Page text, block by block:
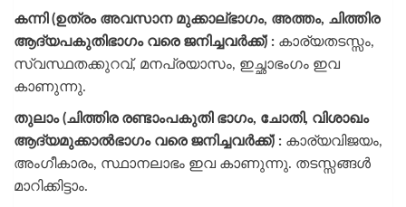
കന്നി (ഉത്രം അവസാന മുക്കാല്ഭാഗം, അത്തം, ചിത്തിര
ആദ്യപകുതിഭാഗം വരെ ജനിച്ചവർക്ക്) : കാര്യതടസ്സം,
സ്വസ്ഥതക്കുറവ്, മനപ്രയാസം, ഇച്ഛാഭംഗം ഇവ
കാണുന്നു.
തുലാം (ചിത്തിര രണ്ടാംപകുതി ഭാഗം, ചോതി, വിശാഖം
ആദ്യമുക്കാൽഭാഗം വരെ ജനിച്ചവർക്ക്) : കാര്യവിജയം,
അംഗീകാരം, സ്ഥാനലാഭം ഇവ കാണുന്നു. തടസ്സങ്ങൾ
മാറിക്കിട്ടാം.